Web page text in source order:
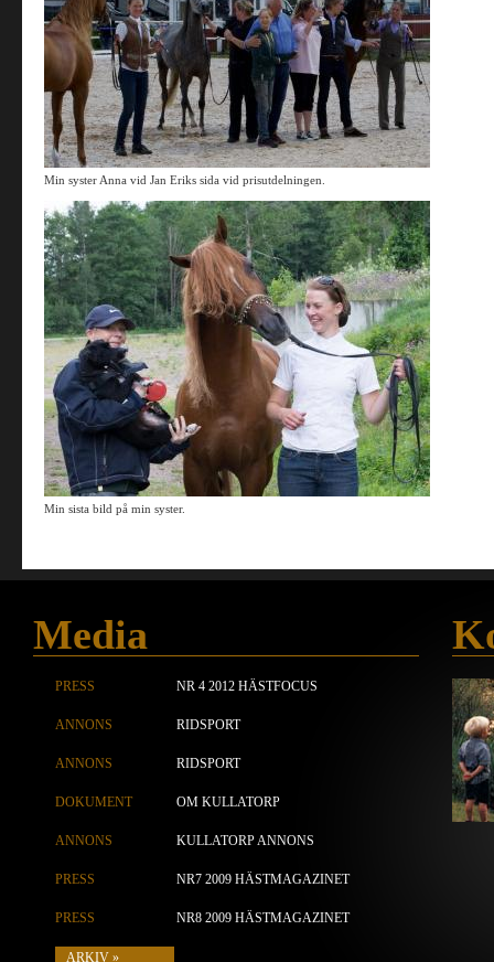
Min syster Anna vid Jan Eriks sida vid prisutdelningen.
Min sista bild på min syster.
Media
PRESS NR 4 2012 HÄSTFOCUS
ANNONS RIDSPORT
ANNONS RIDSPORT
DOKUMENT OM KULLATORP
ANNONS KULLATORP ANNONS
PRESS NR7 2009 HÄSTMAGAZINET
PRESS NR8 2009 HÄSTMAGAZINET
ARKIV »